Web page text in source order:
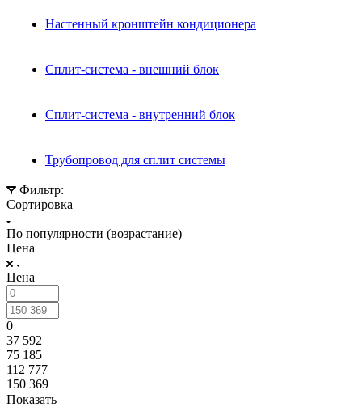
Настенный кронштейн кондиционера
Сплит-система - внешний блок
Сплит-система - внутренний блок
Трубопровод для сплит системы
Фильтр:
Сортировка
По популярности (возрастание)
Цена
Цена
0
37 592
75 185
112 777
150 369
Показать